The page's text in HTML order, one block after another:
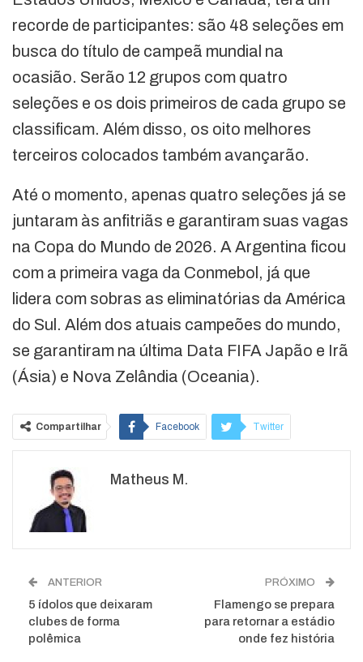
recorde de participantes: são 48 seleções em
busca do título de campeã mundial na
ocasião. Serão 12 grupos com quatro
seleções e os dois primeiros de cada grupo se
classificam. Além disso, os oito melhores
terceiros colocados também avançarão.
Até o momento, apenas quatro seleções já se
juntaram às anfitriãs e garantiram suas vagas
na Copa do Mundo de 2026. A Argentina ficou
com a primeira vaga da Conmebol, já que
lidera com sobras as eliminatórias da América
do Sul. Além dos atuais campeões do mundo,
se garantiram na última Data FIFA Japão e Irã
(Ásia) e Nova Zelândia (Oceania).
Compartilhar Facebook Twitter
WhatsApp
Matheus M.
ANTERIOR
5 ídolos que deixaram
clubes de forma
polêmica
PRÓXIMO
Flamengo se prepara
para retornar a estádio
onde fez história